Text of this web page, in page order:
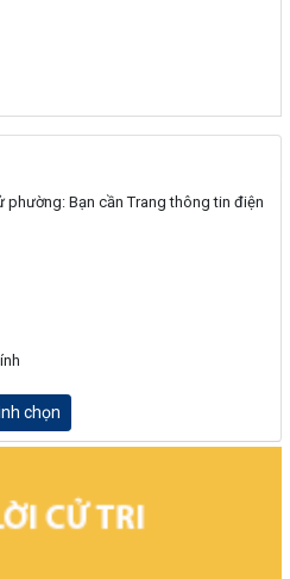
Bạn cần Trang thông tin điện
chọn
sử dụng đất tại phường Buôn